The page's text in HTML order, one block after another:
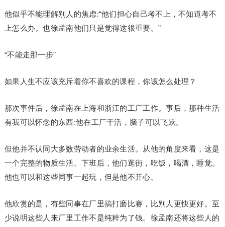
他似乎不能理解别人的焦虑:“他们担心自己考不上，不知道考不
上怎么办。也徐孟南他们只是觉得这很重要。”
“不能走那一步”
如果人生不应该充斥着你不喜欢的课程，你该怎么处理？
那次事件后，徐孟南在上海和浙江的工厂工作。事后，那种生活
有我可以怀念的东西:他在工厂干活，脑子可以飞跃。
但他并不认同大多数劳动者的业余生活。从他的角度来看，这是
一个完整的物质生活。下班后，他们逛街，吃饭，喝酒，睡觉。
他也可以和这些同事一起玩，但是他不开心。
他欣赏的是，有些同事在厂里搞打磨比赛，比别人更快更好。至
少说明这些人来厂里工作不是纯粹为了钱。徐孟南还将这些人的